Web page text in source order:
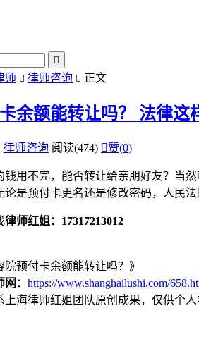

师  律师咨询  正文
余额能转让吗？ 法律这
律师咨询 阅读(474) 赞(0)
钱用不完，能否转让给亲朋好友？当
是预付卡更名还是修改密码，人民法
律师红姐：17317213012
预付卡余额能转让吗？》
网 ： https://www.shanghailushi.com/
上海律师红姐团队原创成果，仅供个